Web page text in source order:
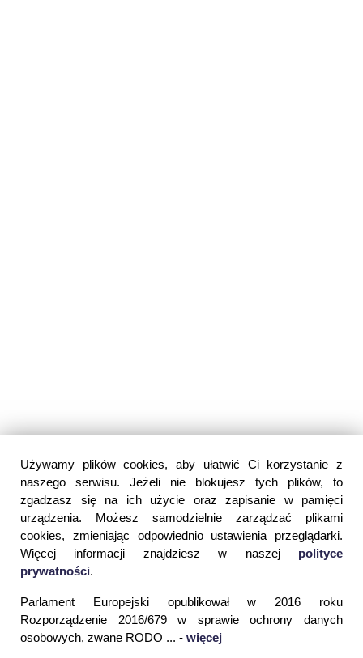
Używamy plików cookies, aby ułatwić Ci korzystanie z
naszego serwisu. Jeżeli nie blokujesz tych plików, to
zgadzasz się na ich użycie oraz zapisanie w pamięci
urządzenia. Możesz samodzielnie zarządzać plikami
cookies, zmieniając odpowiednio ustawienia przeglądarki.
Więcej informacji znajdziesz w naszej polityce
prywatności.
Parlament Europejski opublikował w 2016 roku
Rozporządzenie 2016/679 w sprawie ochrony danych
osobowych, zwane RODO ... - więcej